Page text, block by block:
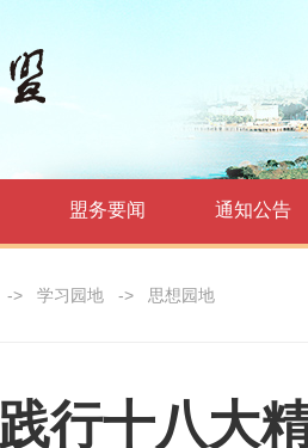
盟务要闻 通知公告
-> 学习园地 -> 思想园地
践行十八大